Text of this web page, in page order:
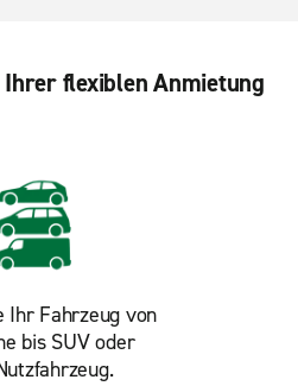
flexiblen Anmietung
Ihr Fahrzeug von
bis SUV oder